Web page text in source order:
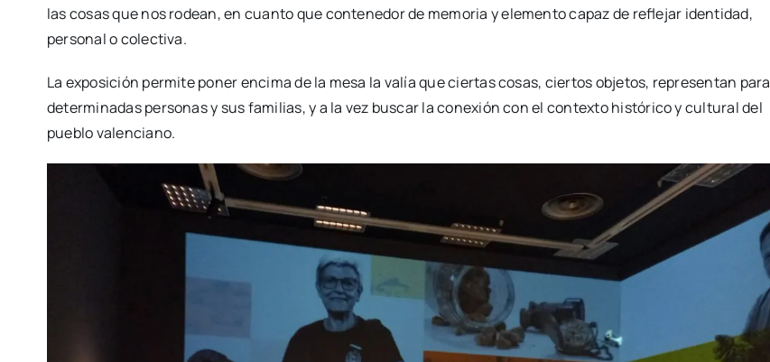
las cosas que nos rodean, en cuan­to que con­te­ne­dor de memo­ria y ele­men­to capaz de refle­jar iden­ti­dad,
per­so­nal o colec­ti­va.
La expo­si­ción per­mi­te poner enci­ma de la mesa la valía que cier­tas cosas, cier­tos obje­tos, repre­sen­tan para
deter­mi­na­das per­so­nas y sus fami­lias, y a la vez bus­car la cone­xión con el con­tex­to his­tó­ri­co y cul­tu­ral del
pue­blo valen­ciano.